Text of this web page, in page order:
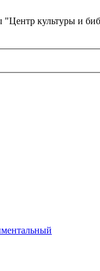
культуры и